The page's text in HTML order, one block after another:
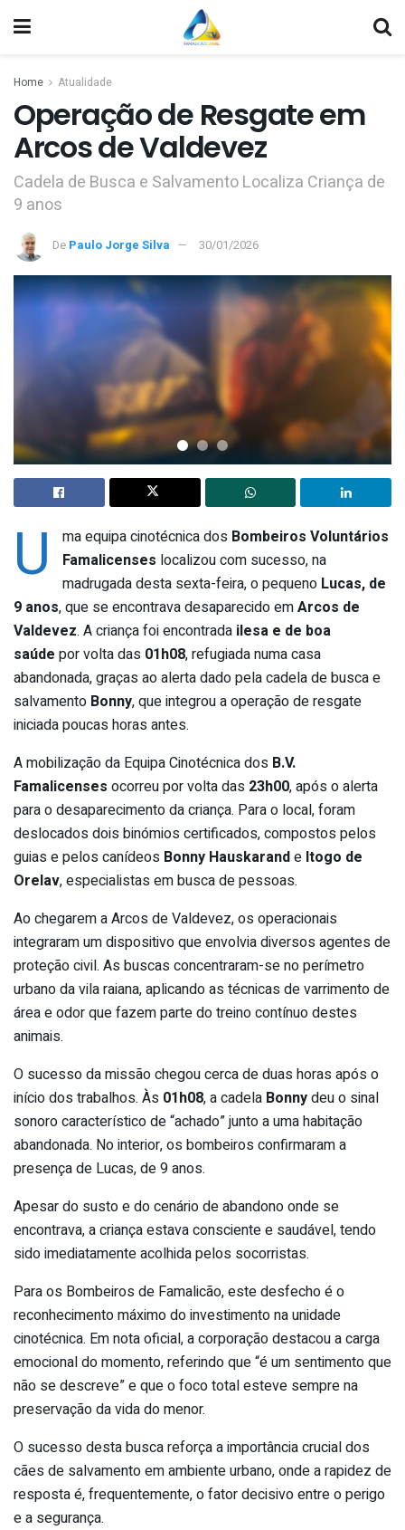
Home Atualidade
Operação de Resgate em
Arcos de Valdevez
Cadela de Busca e Salvamento Localiza Criança de
9 anos
De Paulo Jorge Silva 30/01/2026
U ma equipa cinotécnica dos Bombeiros Voluntários
Famalicenses localizou com sucesso, na
madrugada desta sexta-feira, o pequeno Lucas, de
9 anos, que se encontrava desaparecido emArcos de
Valdevez. A criança foi encontrada ilesa e de boa
saúde por volta das 01h08, refugiada numa casa
abandonada, graças ao alerta dado pela cadela de busca e
salvamento Bonny, que integrou a operação de resgate
iniciada poucas horas antes.
A mobilização da Equipa Cinotécnica dos B.V.
Famalicenses ocorreu por volta das 23h00, após o alerta
para o desaparecimento da criança. Para o local, foram
deslocados dois binómios certificados, compostos pelos
guias e pelos canídeos Bonny Hauskarande Itogo de
Orelav, especialistas em busca de pessoas.
​Ao chegarem a Arcos de Valdevez, os operacionais
integraram um dispositivo que envolvia diversos agentes de
proteção civil. As buscas concentraram-se no perímetro
urbano da vila raiana, aplicando as técnicas de varrimento de
área e odor que fazem parte do treino contínuo destes
animais.
​O sucesso da missão chegou cerca de duas horas após o
início dos trabalhos. Às 01h08, a cadela Bonnydeu o sinal
sonoro característico de “achado” junto a uma habitação
abandonada. No interior, os bombeiros confirmaram a
presença de Lucas, de 9 anos.
​Apesar do susto e do cenário de abandono onde se
encontrava, a criança estava consciente e saudável, tendo
sido imediatamente acolhida pelos socorristas.
​Para os Bombeiros de Famalicão, este desfecho é o
reconhecimento máximo do investimento na unidade
cinotécnica. Em nota oficial, a corporação destacou a carga
emocional do momento, referindo que “é um sentimento que
não se descreve” e que o foco total esteve sempre na
preservação da vida do menor.
​O sucesso desta busca reforça a importância crucial dos
cães de salvamento em ambiente urbano, onde a rapidez de
resposta é, frequentemente, o fator decisivo entre o perigo
e a segurança.